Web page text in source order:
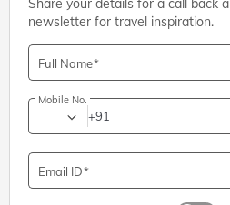
Share your details for a call back
newsletter for travel inspiration.
Full Name
Mobile No.
+91
Email ID